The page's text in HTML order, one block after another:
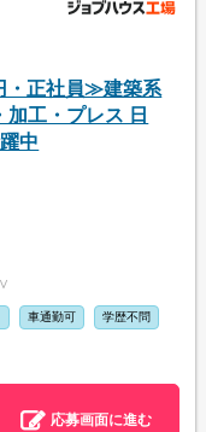
・正社員≫建築系
工・プレス 日
中
車通勤可 学歴不問
応募画面に進む